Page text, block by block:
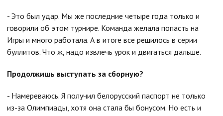
- Это был удар. Мы же последние четыре года только и
говорили об этом турнире. Команда желала попасть на
Игры и много работала. А в итоге все решилось в серии
буллитов. Что ж, надо извлечь урок и двигаться дальше.
Продолжишь выступать за сборную?
- Намереваюсь. Я получил белорусский паспорт не только
из-за Олимпиады, хотя она стала бы бонусом. Но есть и